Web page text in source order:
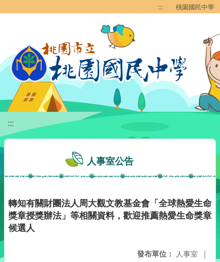
::: 桃園國民中學
:::
人事室公告
轉知有關財團法人周大觀文教基金會「全球熱愛生命
獎章授獎辦法」等相關資料，歡迎推薦熱愛生命獎章
候選人
發布單位： 人事室 |